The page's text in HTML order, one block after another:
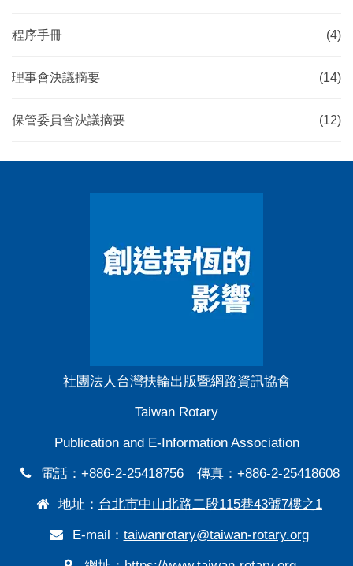
程序手冊 (4)
理事會決議摘要 (14)
保管委員會決議摘要 (12)
社團法人台灣扶輪出版暨網路資訊協會
Taiwan Rotary
Publication and E-Information Association
電話：+886-2-25418756 傳真：+886-2-25418608
地址： 台北市中山北路二段115巷43號7樓之1
E-mail： taiwanrotary@taiwan-rotary.org